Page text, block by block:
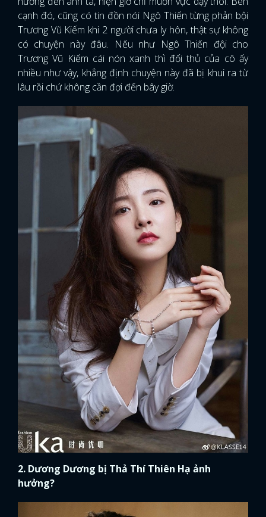
cạnh đó, cũng có tin đồn nói Ngô Thiến từng phản bội
Trương Vũ Kiếm khi 2 người chưa ly hôn, thật sự không
có chuyện này đâu. Nếu như Ngô Thiến đội cho
Trương Vũ Kiếm cái nón xanh thì đối thủ của cô ấy
nhiều như vậy, khẳng định chuyện này đã bị khui ra từ
lâu rồi chứ không cần đợi đến bây giờ.
2. Dương Dương bị Thả Thí Thiên Hạ ảnh
hưởng?